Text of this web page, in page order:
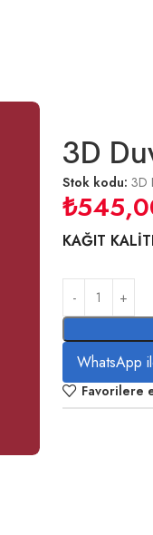
3D
Stok kodu: 3D
₺
KAĞIT
WhatsApp
Favorilere